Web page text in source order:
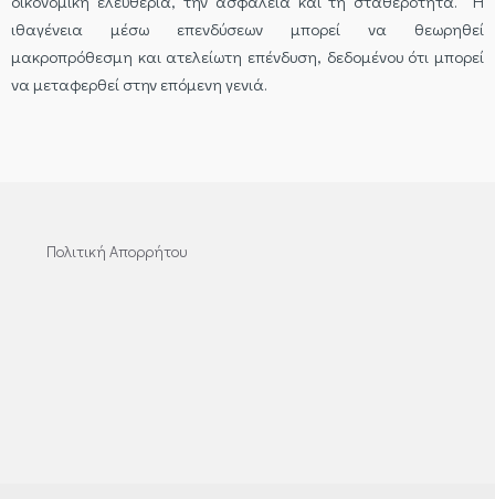
ιθαγένεια μέσω επενδύσεων μπορεί να θεωρηθεί
μακροπρόθεσμη και ατελείωτη επένδυση, δεδομένου ότι μπορεί
να μεταφερθεί στην επόμενη γενιά.
Πολιτική Απορρήτου